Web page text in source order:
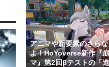
アニマや新要素のさら
よ！HoYoverse新作『
マ』第2回βテストの「